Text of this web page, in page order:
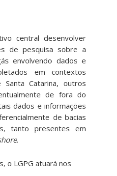
central desenvolver
de pesquisa sobre a
envolvendo dados e
em contextos
Catarina, outros
de fora do
dados e informações
de bacias
tanto presentes em
.
o LGPG atuará nos